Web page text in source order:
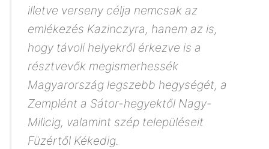
illetve verseny célja nemcsak az
emlékezés Kazinczyra, hanem az is,
hogy távoli helyekről érkezve is a
résztvevők megismerhessék
Magyarország legszebb hegységét, a
Zemplént a Sátor-hegyektől Nagy-
Milicig, valamint szép településeit
Füzértől Kékedig.